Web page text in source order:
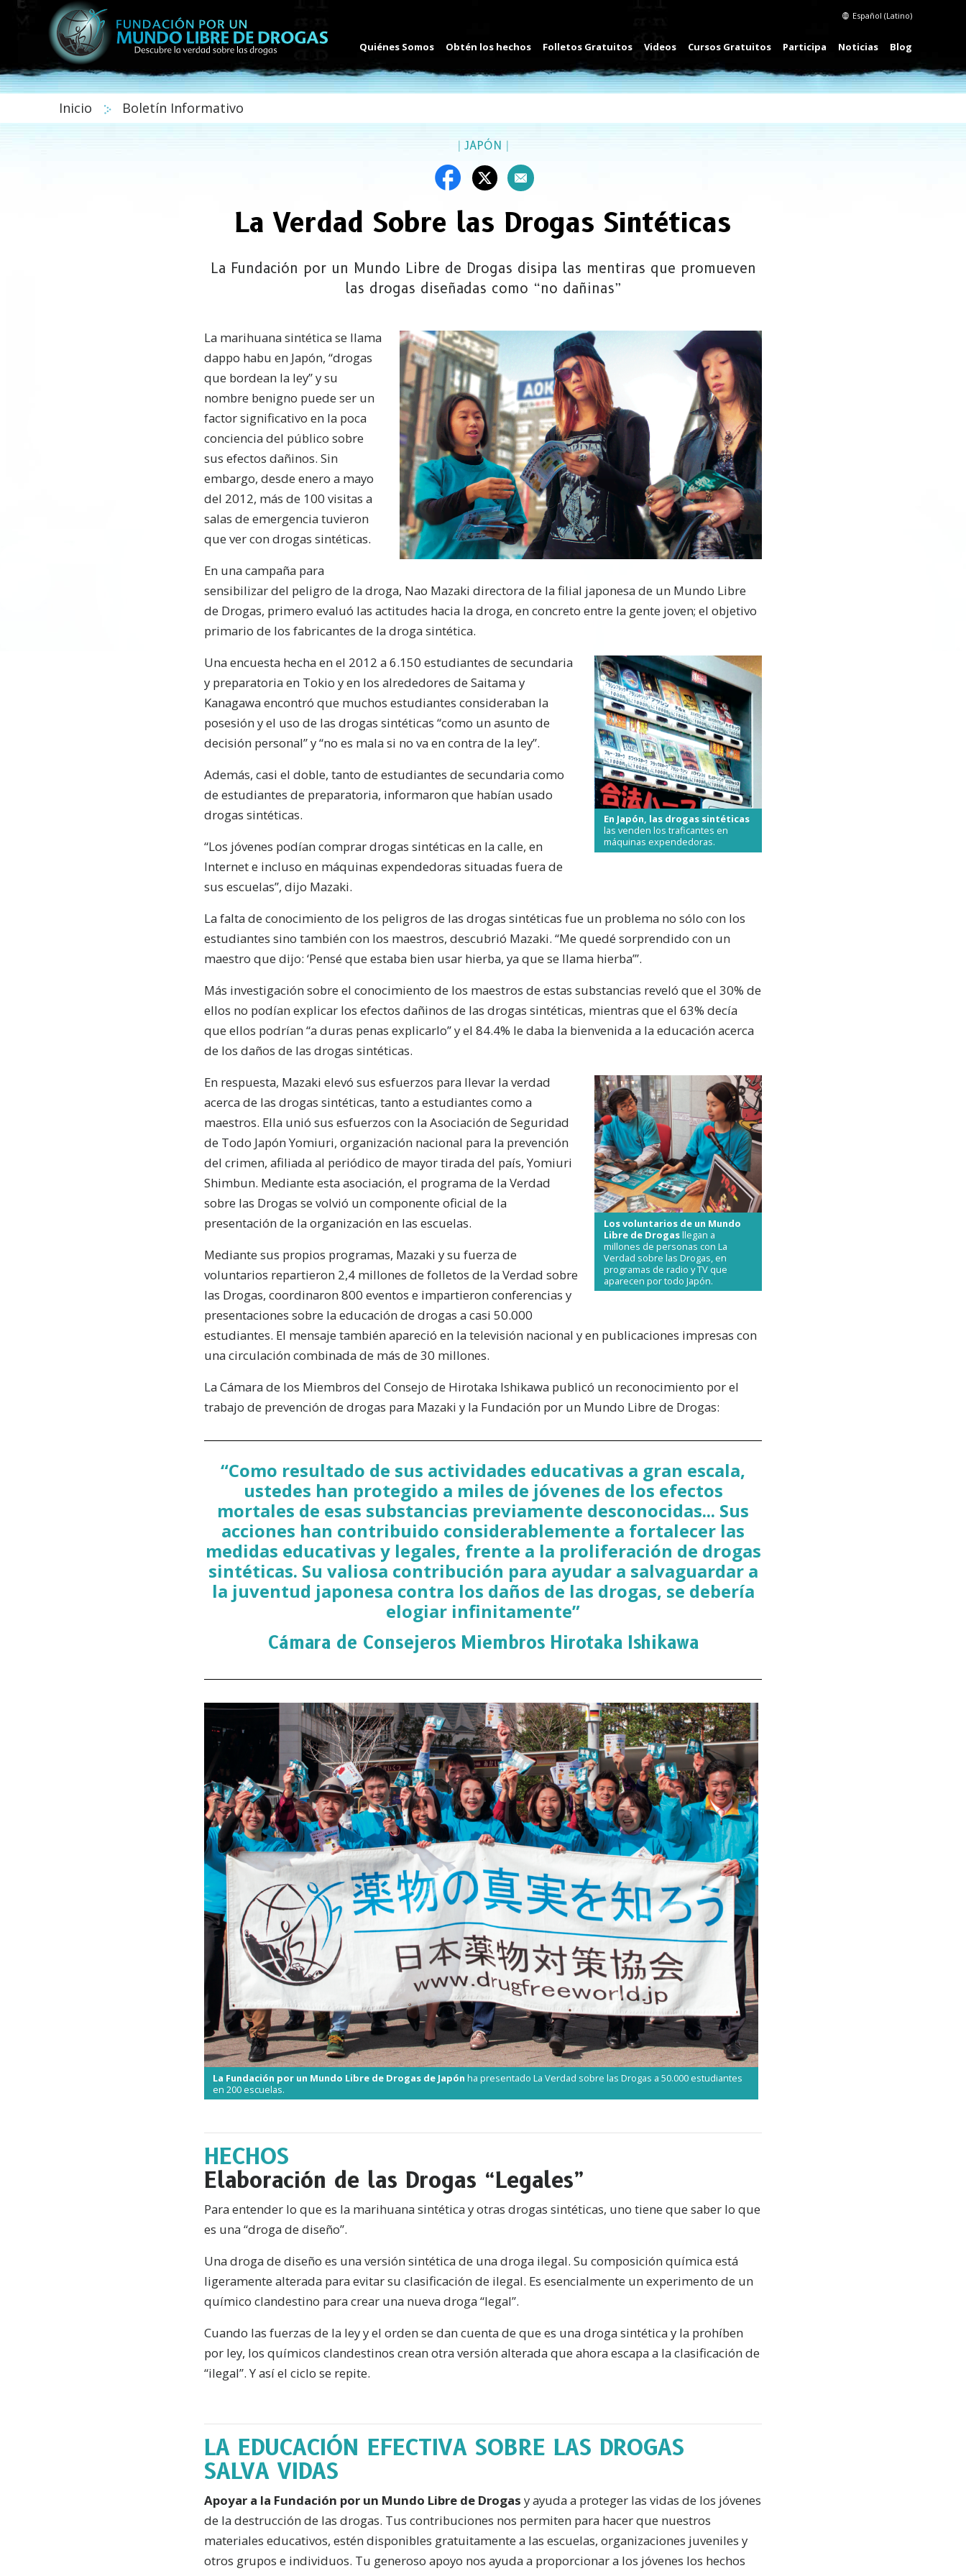
Español (Latino)
Quiénes Somos Obtén los hechos Folletos Gratuitos Videos Cursos Gratuitos Participa Noticias Blog
Inicio Boletín Informativo
| JAPÓN |
La Verdad Sobre las Drogas Sintéticas
La Fundación por un Mundo Libre de Drogas disipa las mentiras que promueven
las drogas diseñadas como “no dañinas”
La marihuana sintética se llama
dappo habu en Japón, “drogas
que bordean la ley” y su
nombre benigno puede ser un
factor significativo en la poca
conciencia del público sobre
sus efectos dañinos. Sin
embargo, desde enero a mayo
del 2012, más de 100 visitas a
salas de emergencia tuvieron
que ver con drogas sintéticas.
En una campaña para
sensibilizar del peligro de la droga, Nao Mazaki directora de la filial japonesa de un Mundo Libre
de Drogas, primero evaluó las actitudes hacia la droga, en concreto entre la gente joven; el objetivo
primario de los fabricantes de la droga sintética.
En Japón, las drogas sintéticas
las venden los traficantes en
máquinas expendedoras.
Una encuesta hecha en el 2012 a 6.150 estudiantes de secundaria
y preparatoria en Tokio y en los alrededores de Saitama y
Kanagawa encontró que muchos estudiantes consideraban la
posesión y el uso de las drogas sintéticas “como un asunto de
decisión personal” y “no es mala si no va en contra de la ley”.
Además, casi el doble, tanto de estudiantes de secundaria como
de estudiantes de preparatoria, informaron que habían usado
drogas sintéticas.
“Los jóvenes podían comprar drogas sintéticas en la calle, en
Internet e incluso en máquinas expendedoras situadas fuera de
sus escuelas”, dijo Mazaki.
La falta de conocimiento de los peligros de las drogas sintéticas fue un problema no sólo con los
estudiantes sino también con los maestros, descubrió Mazaki. “Me quedé sorprendido con un
maestro que dijo: ‘Pensé que estaba bien usar hierba, ya que se llama hierba’”.
Más investigación sobre el conocimiento de los maestros de estas substancias reveló que el 30% de
ellos no podían explicar los efectos dañinos de las drogas sintéticas, mientras que el 63% decía
que ellos podrían “a duras penas explicarlo” y el 84.4% le daba la bienvenida a la educación acerca
de los daños de las drogas sintéticas.
Los voluntarios de un Mundo
Libre de Drogasllegan a
millones de personas con La
Verdad sobre las Drogas, en
programas de radio y TV que
aparecen por todo Japón.
En respuesta, Mazaki elevó sus esfuerzos para llevar la verdad
acerca de las drogas sintéticas, tanto a estudiantes como a
maestros. Ella unió sus esfuerzos con la Asociación de Seguridad
de Todo Japón Yomiuri, organización nacional para la prevención
del crimen, afiliada al periódico de mayor tirada del país, Yomiuri
Shimbun. Mediante esta asociación, el programa de la Verdad
sobre las Drogas se volvió un componente oficial de la
presentación de la organización en las escuelas.
Mediante sus propios programas, Mazaki y su fuerza de
voluntarios repartieron 2,4 millones de folletos de la Verdad sobre
las Drogas, coordinaron 800 eventos e impartieron conferencias y
presentaciones sobre la educación de drogas a casi 50.000
estudiantes. El mensaje también apareció en la televisión nacional y en publicaciones impresas con
una circulación combinada de más de 30 millones.
La Cámara de los Miembros del Consejo de Hirotaka Ishikawa publicó un reconocimiento por el
trabajo de prevención de drogas para Mazaki y la Fundación por un Mundo Libre de Drogas:
“Como resultado de sus actividades educativas a gran escala,
ustedes han protegido a miles de jóvenes de los efectos
mortales de esas substancias previamente desconocidas... Sus
acciones han contribuido considerablemente a fortalecer las
medidas educativas y legales, frente a la proliferación de drogas
sintéticas. Su valiosa contribución para ayudar a salvaguardar a
la juventud japonesa contra los daños de las drogas, se debería
elogiar infinitamente”
Cámara de Consejeros Miembros Hirotaka Ishikawa
La Fundación por un Mundo Libre de Drogas de Japón ha presentado La Verdad sobre las Drogas a 50.000 estudiantes
en 200 escuelas.
HECHOS
Elaboración de las Drogas “Legales”
Para entender lo que es la marihuana sintética y otras drogas sintéticas, uno tiene que saber lo que
es una “droga de diseño”.
Una droga de diseño es una versión sintética de una droga ilegal. Su composición química está
ligeramente alterada para evitar su clasificación de ilegal. Es esencialmente un experimento de un
químico clandestino para crear una nueva droga “legal”.
Cuando las fuerzas de la ley y el orden se dan cuenta de que es una droga sintética y la prohíben
por ley, los químicos clandestinos crean otra versión alterada que ahora escapa a la clasificación de
“ilegal”. Y así el ciclo se repite.
LA EDUCACIÓN EFECTIVA SOBRE LAS DROGAS
SALVA VIDAS
Apoyar a la Fundación por un Mundo Libre de Drogas y ayuda a proteger las vidas de los jóvenes
de la destrucción de las drogas. Tus contribuciones nos permiten para hacer que nuestros
materiales educativos, estén disponibles gratuitamente a las escuelas, organizaciones juveniles y
otros grupos e individuos. Tu generoso apoyo nos ayuda a proporcionar a los jóvenes los hechos